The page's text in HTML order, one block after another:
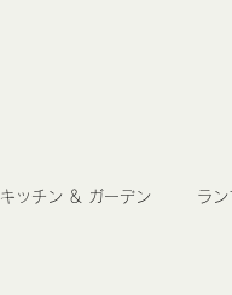
キッチン ＆ ガーデン ラン